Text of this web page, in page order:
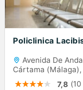
Policlinica
Avenida De
Cártama
7,8